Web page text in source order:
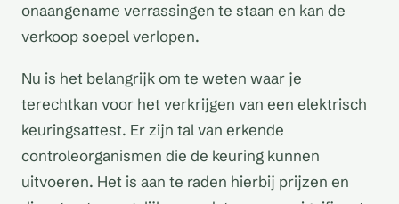
onaangename verrassingen te staan en kan de
verkoop soepel verlopen.
Nu is het belangrijk om te weten waar je
terechtkan voor het verkrijgen van een elektrisch
keuringsattest. Er zijn tal van erkende
controleorganismen die de keuring kunnen
uitvoeren. Het is aan te raden hierbij prijzen en